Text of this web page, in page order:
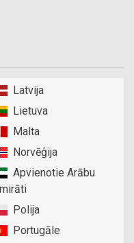
Latvija
Lietuva
Malta
Norvēģija
Apvienotie Arābu
Polija
Portugāle